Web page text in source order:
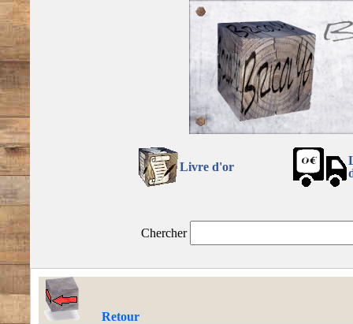
Livre d'or
Chercher
Retour